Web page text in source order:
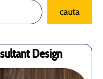
cauta
Design